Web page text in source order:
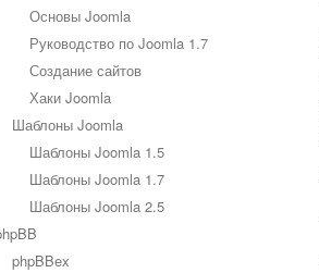
Основы Joomla
Руководство по Joomla 1.7
Создание сайтов
Хаки Joomla
Шаблоны Joomla
Шаблоны Joomla 1.5
Шаблоны Joomla 1.7
Шаблоны Joomla 2.5
phpBBex